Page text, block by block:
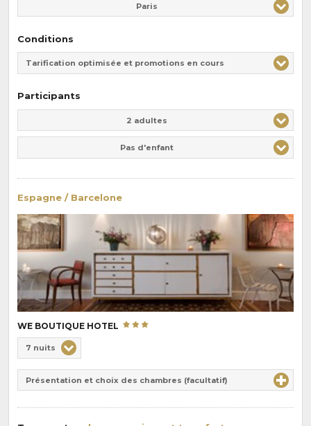
Paris
Conditions
Tarification optimisée et promotions en cours
Participants
2 adultes
Pas d'enfant
Espagne / Barcelone
WE BOUTIQUE HOTEL
de
pension
:
Durée
7 nuits
Présentation et choix des chambres (facultatif)